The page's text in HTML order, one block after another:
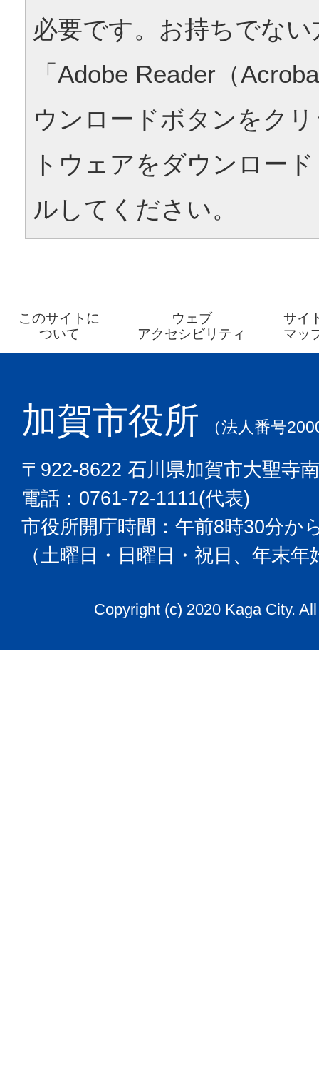
必要です。お持ちでな
「Adobe Reader（
ウンロードボタンをク
トウェアをダウンロー
ルしてください。
このサイトに
ついて
ウェブ
アクセシビリティ
サイ
マッ
加賀市役所 （法人番号
〒922-8622 石川県加賀市大聖寺
電話：0761-72-1111(代表)
市役所開庁時間：午前8時30分か
（土曜日・日曜日・祝日、年末
Copyright (c) 2020 Kaga City.